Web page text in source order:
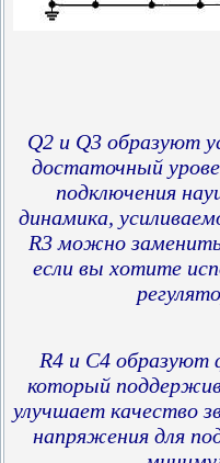
Q2 и Q3 образуют
достаточный
подключения
динамика,
R3 можно
если вы хотите
R4 и C4
который
улучшает качество
напряжения для